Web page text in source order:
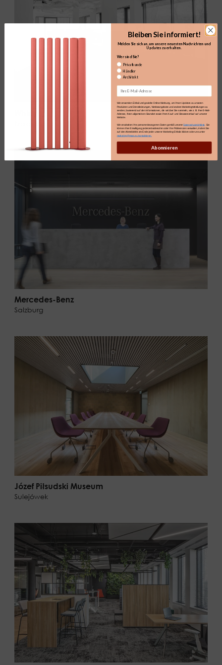
Mercedes-Benz
Salzburg
Józef Piłsudski Museum
Sulejówek
Bleiben Sie informiert!
Melden Sie sich an, um unsere neuesten Nachrichten und
Updates zu erhalten.​
Wer sind Sie?
Privatkunde
Händler
Architekt
Email
Wir verwenden E-Mail und gezielte Online-Werbung, um Ihnen Updates zu unseren
Produkten und Dienstleistungen, Werbeangebote und andere Marketingmitteilungen zu
senden, basierend auf den Informationen, die wir über Sie sammeln, wie z. B. Ihre E-Mail-
Adresse, Ihren allgemeinen Standort sowie Ihren Kauf- und Browserverlauf auf unserer
Website.
Wir verarbeiten Ihre personenbezogenen Daten gemäß unsererDatenschutzrichtlinie . Sie
können Ihre Einwilligung jederzeit widerrufen oder Ihre Präferenzen verwalten, indem Sie
auf den Abmeldelink am Ende jeder unserer Marketing-E-Mails klicken oder uns unter
marketing@maro.eu kontaktieren.
Abonnieren